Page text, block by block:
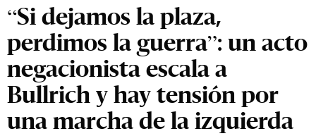
“Si dejamos la plaza,
perdimos la guerra”: un acto
negacionista escala a
Bullrich y hay tensión por
una marcha de la izquierda